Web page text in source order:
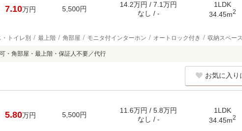
7.10万円 5,500円
14.2万円 / 7.1万円
なし / -
1LDK
34.45m2
トイレ別 最上階 角部屋 モニタ付インターホン オートロック付き 収納スペース
・角部屋・最上階・保証人不要／代行
お気に入り
5.80万円 5,500円
11.6万円 / 5.8万円
なし / -
1LDK
34.45m2